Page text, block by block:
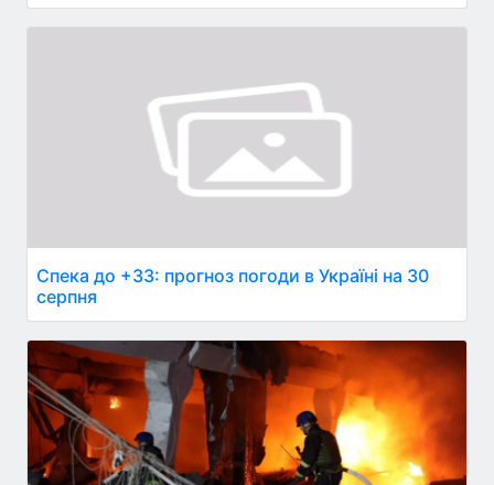
Спека до +33: прогноз погоди в Україні на 30
серпня